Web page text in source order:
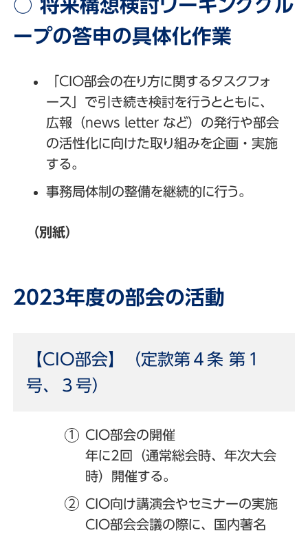
○ 将来構想検討ワーキンググル
ープの答申の具体化作業
「CIO部会の在り方に関するタスクフォ
ース」で引き続き検討を行うとともに、
広報（news letter など）の発行や部会
の活性化に向けた取り組みを企画・実施
する。
事務局体制の整備を継続的に行う。
（別紙）
2023年度の部会の活動
【CIO部会】（定款第４条 第１
号、３号）
CIO部会の開催
年に2回（通常総会時、年次大会
時）開催する。
CIO向け講演会やセミナーの実施
CIO部会会議の際に、国内著名